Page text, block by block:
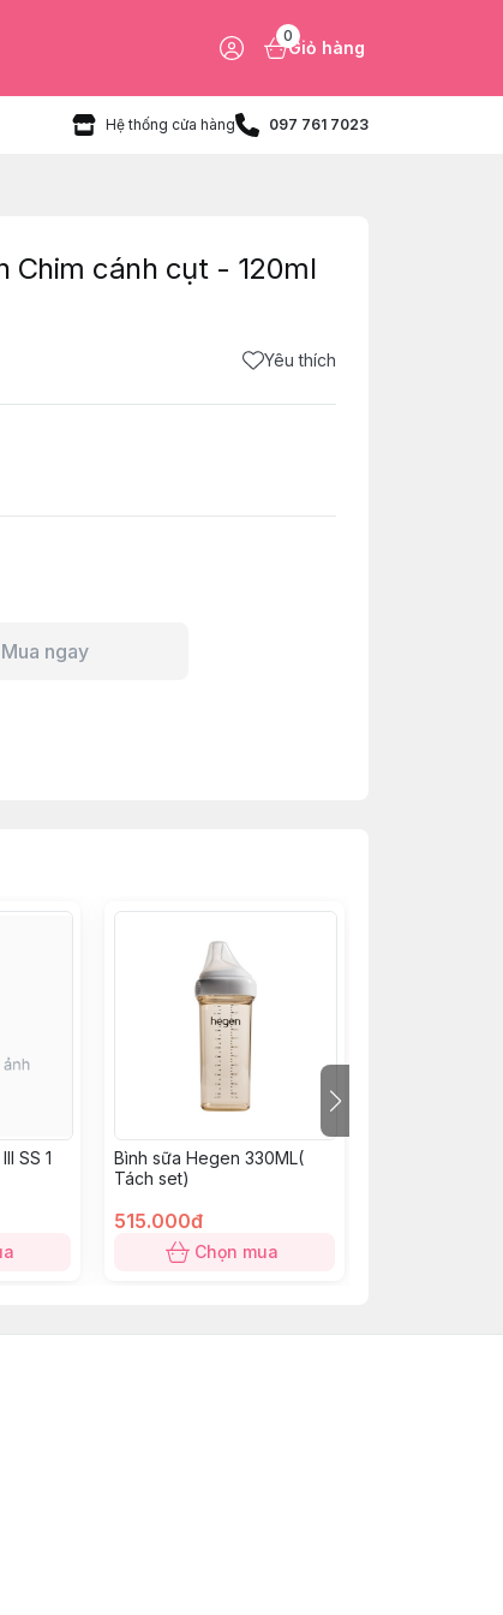
0
Giỏ hàng
Hệ thống cửa hàng 097 761 7023
Chim cánh cụt - 120ml
Yêu thích
Mua ngay
SS 1
Bình sữa Hegen 330ML(
Tách set)
515.000đ
Chọn mua